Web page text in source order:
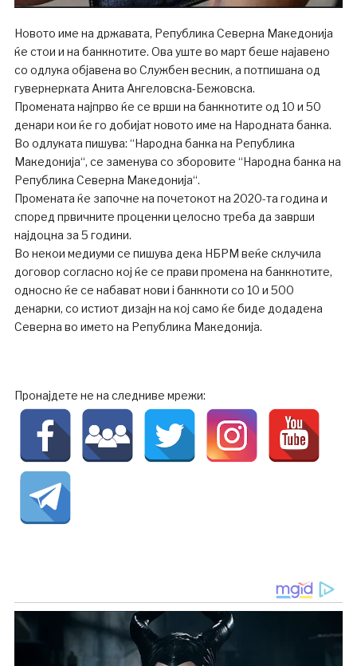
Новото име на државата, Република Северна Македонија
ќе стои и на банкнотите. Ова уште во март беше најавено
со одлука објавена во Службен весник, а потпишана од
гувернерката Анита Ангеловска-Бежовска.
Промената најпрво ќе се врши на банкнотите од 10 и 50
денари кои ќе го добијат новото име на Народната банка.
Во одлуката пишува: “Народна банка на Република
Македонија“, се заменува со зборовите “Народна банка на
Република Северна Македонија“.
Промената ќе започне на почетокот на 2020-та година и
според првичните проценки целосно треба да заврши
најдоцна за 5 години.
Во некои медиуми се пишува дека НБРМ веќе склучила
договор согласно кој ќе се прави промена на банкнотите,
односно ќе се набават нови i банкноти со 10 и 500
денарки, со истиот дизајн на кој само ќе биде додадена
Северна во името на Република Македонија.
Пронајдете не на следниве мрежи: